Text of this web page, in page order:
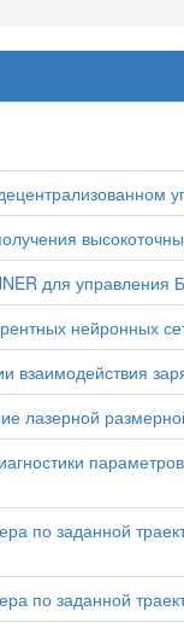
для управления
нейронных
взаимодействия
лазерной
по заданной
по заданной